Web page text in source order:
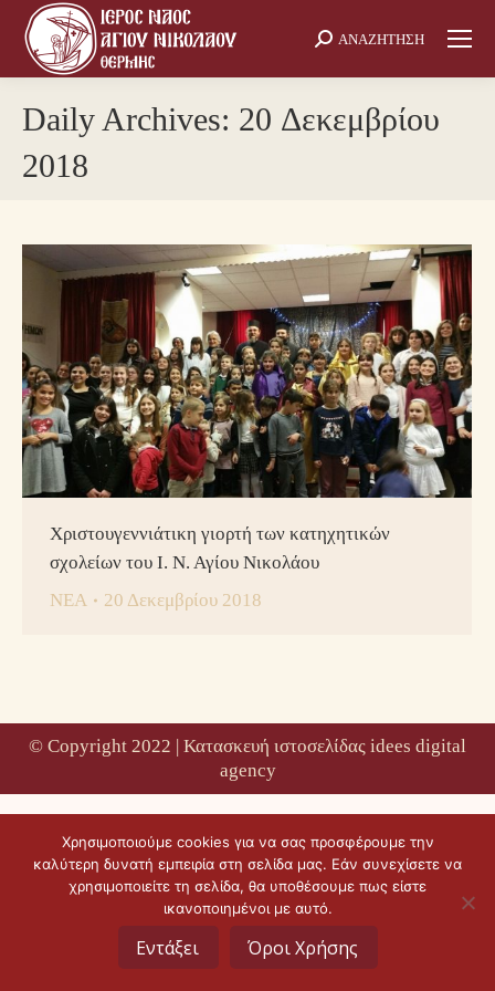
Search:
ΑΝΑΖΗΤΗΣΗ
Daily Archives: 20 Δεκεμβρίου
2018
Χριστουγεννιάτικη γιορτή των κατηχητικών
σχολείων του Ι. Ν. Αγίου Νικολάου
ΝΕΑ
20 Δεκεμβρίου 2018
© Copyright 2022 | Κατασκευή ιστοσελίδας idees digital
agency
Χρησιμοποιούμε cookies για να σας προσφέρουμε την
καλύτερη δυνατή εμπειρία στη σελίδα μας. Εάν συνεχίσετε να
χρησιμοποιείτε τη σελίδα, θα υποθέσουμε πως είστε
ικανοποιημένοι με αυτό.
Εντάξει Όροι Χρήσης